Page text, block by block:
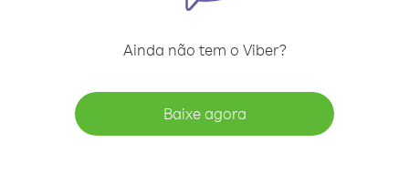
Ainda não tem o Viber?
Baixe agora